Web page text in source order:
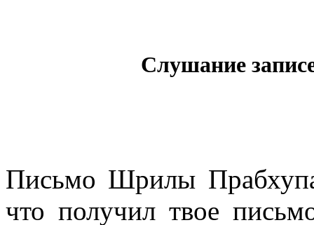
Слушание
Письмо Шрилы
что получил твое